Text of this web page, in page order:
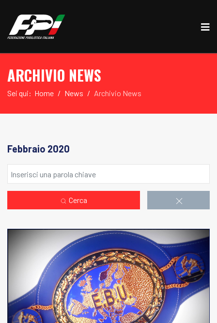
ARCHIVIO NEWS
Sei qui: Home News Archivio News
Febbraio 2020
Cerca